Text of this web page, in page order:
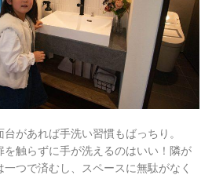
があれば手洗い習慣もばっちり。
を触らずに手が洗えるのはいい！隣が
一つで済むし、スペースに無駄がなく